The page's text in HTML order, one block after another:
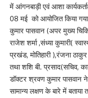
में आंगनबाड़ी एवं आशा
08 मई को आयोजित किया
कुमार पासवान (अपर मुख्य
राजेश शर्मा ,संध्या कुमारी(
प्रखंड, मोतिहारी ),रंजना ठाकुर
तथा शशि बी. प्रसाद(सचिव,
डॉक्टर श्रवण कुमार पासवान
सामान्य लक्षण के बारे में